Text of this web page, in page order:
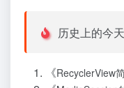
历史上的今天
《RecyclerView